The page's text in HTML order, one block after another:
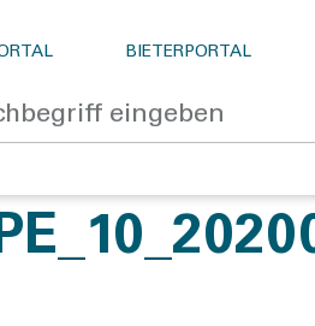
BIETERPORTAL